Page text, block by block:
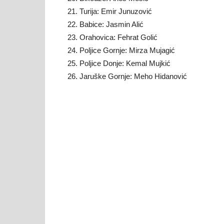
Turija: Emir Junuzović
Babice: Jasmin Alić
Orahovica: Fehrat Golić
Poljice Gornje: Mirza Mujagić
Poljice Donje: Kemal Mujkić
Jaruške Gornje: Meho Hidanović